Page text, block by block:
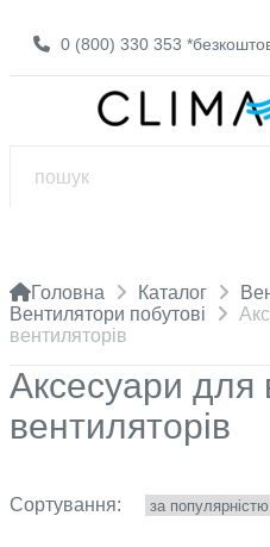
0 (800) 330 353
Головна Каталог
Вентилятори побутові
вентиляторів
Аксесуари для
вентиляторів
Сортування: